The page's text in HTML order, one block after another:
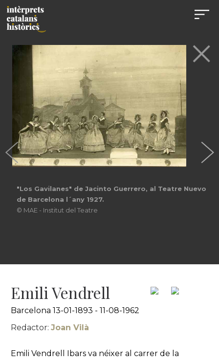
"Los Gavilanes" de Jacinto Guerrero, al Teatre Nuevo
de Barcelona l´any 1927.
© MAE - Institut del Teatre
Emili Vendrell
Barcelona 13-01-1893 - 11-08-1962
Redactor:Joan Vilà
Emili Vendrell Ibars va néixer al carrer de la